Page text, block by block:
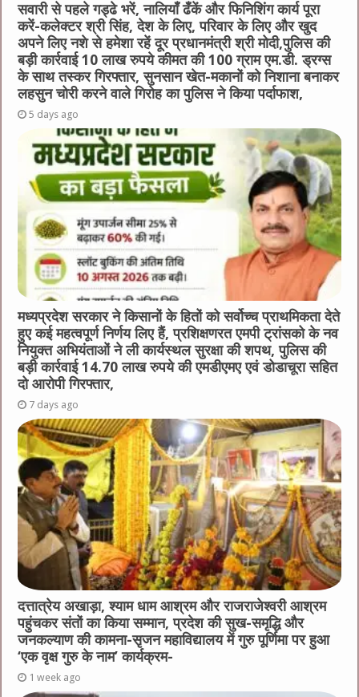
सवारी से पहले गड्ढे भरें, नालियाँ ढँकें और फिनिशिंग कार्य पूरा
करें-कलेक्टर श्री सिंह, देश के लिए, परिवार के लिए और खुद
अपने लिए नशे से हमेशा रहें दूर प्रधानमंत्री श्री मोदी,पुलिस की
बड़ी कार्रवाई 10 लाख रुपये कीमत की 100 ग्राम एम.डी. ड्रग्स
के साथ तस्कर गिरफ्तार, सुनसान खेत-मकानों को निशाना बनाकर
लहसुन चोरी करने वाले गिरोह का पुलिस ने किया पर्दाफाश,
5 days ago
मध्यप्रदेश सरकार ने किसानों के हितों को सर्वोच्च प्राथमिकता देते
हुए कई महत्वपूर्ण निर्णय लिए हैं, प्रशिक्षणरत एमपी ट्रांसको के नव
नियुक्त अभियंताओं ने ली कार्यस्थल सुरक्षा की शपथ, पुलिस की
बड़ी कार्रवाई 14.70 लाख रुपये की एमडीएमए एवं डोडाचूरा सहित
दो आरोपी गिरफ्तार,
7 days ago
दत्तात्रेय अखाड़ा, श्याम धाम आश्रम और राजराजेश्वरी आश्रम
पहुंचकर संतों का किया सम्मान, प्रदेश की सुख-समृद्धि और
जनकल्याण की कामना-सृजन महाविद्यालय में गुरु पूर्णिमा पर हुआ
‘एक वृक्ष गुरु के नाम’ कार्यक्रम-
1 week ago